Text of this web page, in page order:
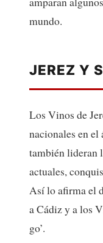
mundo.
JEREZ Y
Los Vinos de
nacionales en
también lideran
actuales,
Así lo afirma el
a Cádiz y a los
go’.